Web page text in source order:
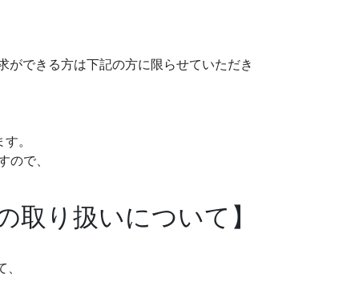
できる方は下記の方に限らせていただき
。
で、
取り扱いについて】